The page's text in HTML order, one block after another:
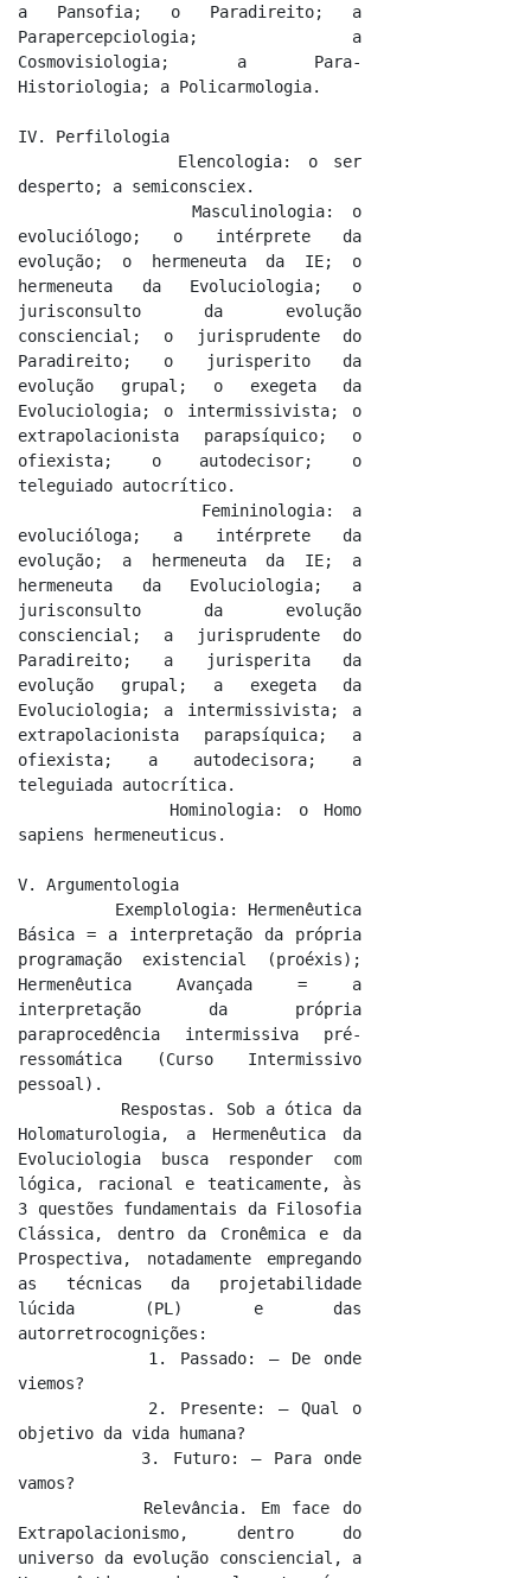
a Pansofia; o Paradireito; a
Parapercepciologia; a
Cosmovisiologia; a Para-
Historiologia; a Policarmologia.
IV. Perfilologia
desperto; a semiconsciex.
          Masculinologia: o
evoluciólogo; o intérprete da
evolução; o hermeneuta da IE; o
hermeneuta da Evoluciologia; o
jurisconsulto da evolução
consciencial; o jurisprudente do
Paradireito; o jurisperito da
evolução grupal; o exegeta da
Evoluciologia; o intermissivista; o
extrapolacionista parapsíquico; o
ofiexista; o autodecisor; o
teleguiado autocrítico.
evolucióloga; a intérprete da
evolução; a hermeneuta da IE; a
hermeneuta da Evoluciologia; a
jurisconsulto da evolução
consciencial; a jurisprudente do
Paradireito; a jurisperita da
evolução grupal; a exegeta da
Evoluciologia; a intermissivista; a
extrapolacionista parapsíquica; a
ofiexista; a autodecisora; a
teleguiada autocrítica.
sapiens hermeneuticus.
V. Argumentologia
Básica = a interpretação da própria
programação existencial (proéxis);
Hermenêutica Avançada = a
interpretação da própria
paraprocedência intermissiva pré-
ressomática (Curso Intermissivo
pessoal).
Holomaturologia, a Hermenêutica da
Evoluciologia busca responder com
lógica, racional e teaticamente, às
3 questões fundamentais da Filosofia
Clássica, dentro da Cronêmica e da
Prospectiva, notadamente empregando
as técnicas da projetabilidade
lúcida (PL) e das
autorretrocognições:
viemos?
objetivo da vida humana?
vamos?
Extrapolacionismo, dentro do
universo da evolução consciencial, a